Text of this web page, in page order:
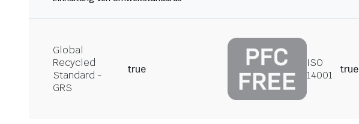
Global
Recycled
Standard -
GRS
true
ISO
14001
true